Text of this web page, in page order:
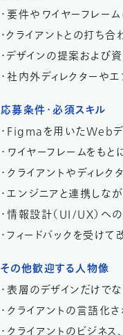
・要件やワイヤーフレー
・クライアントとの打ち合
・デザインの提案および
・社内外ディレクターや
応募条件・必須スキル
・Figmaを用いたWeb
・ワイヤーフレームをも
・クライアントやディレ
・エンジニアと連携しな
・情報設計（UI/UX）へ
・フィードバックを受け
その他歓迎する人物像
・表層のデザインだけで
・クライアントの言語
・クライアントのビジネ